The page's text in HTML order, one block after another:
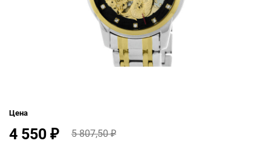
Цена
4 550 ₽ 5 807,50₽